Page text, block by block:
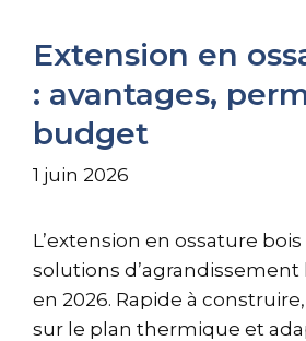
Extension en
: avantages,
budget
1 juin 2026
L’extension en ossature bois
solutions d’agrandissement
en 2026. Rapide à
sur le plan thermique et